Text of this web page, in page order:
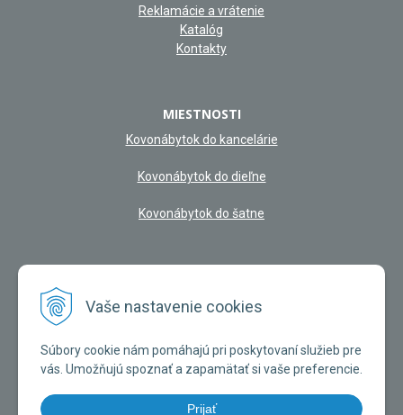
Vaše nastavenie cookies
Súbory cookie nám pomáhajú pri poskytovaní služieb pre
vás. Umožňujú spoznať a zapamätať si vaše preferencie.
Prijať
Reklamácie a vrátenie
Katalóg
Kontakty
MIESTNOSTI
Kovonábytok do kancelárie
Kovonábytok do dieľne
Kovonábytok do šatne